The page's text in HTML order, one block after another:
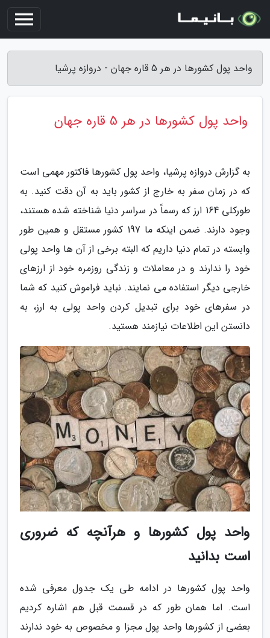
واحد پول کشورها در هر 5 قاره جهان - دروازه پرشیا
واحد پول کشورها در هر 5 قاره جهان
به گزارش دروازه پرشیا، واحد پول کشورها فاکتور مهمی است
که در زمان سفر به خارج از کشور باید به آن دقت کنید. به
طورکلی 164 ارز که رسماً در سراسر دنیا شناخته شده هستند،
وجود دارند. ضمن اینکه ما 197 کشور مستقل و همین طور
وابسته در تمام دنیا داریم که البته برخی از آن ها واحد پولی
خود را ندارند و در معاملات و زندگی روزمره خود از ارزهای
خارجی دیگر استفاده می نمایند. نباید فراموش کنید که شما
در سفرهای خود برای تبدیل کردن واحد پولی به ارز، به
دانستن این اطلاعات نیازمند هستید.
واحد پول کشورها و هرآنچه که ضروری
است بدانید
واحد پول کشورها در ادامه طی یک جدول معرفی شده
است. اما همان طور که در قسمت قبل هم اشاره کردیم
بعضی از کشورها واحد پول مجزا و مخصوص به خود ندارند